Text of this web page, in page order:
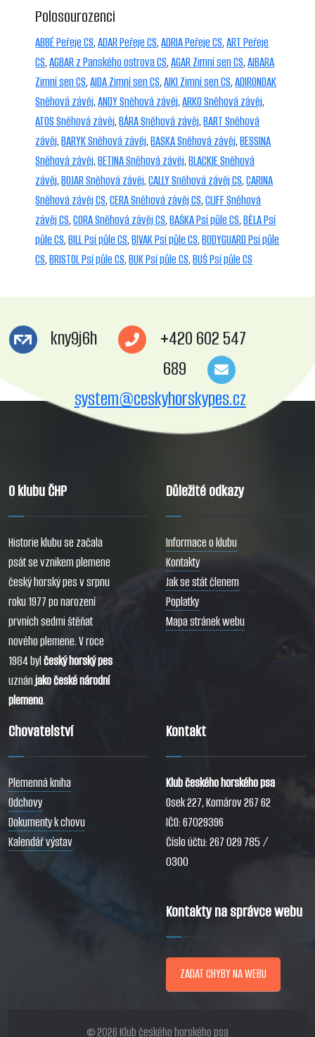
Polosourozenci
ABBÉ Peřeje CS,ADAR Peřeje CS,ADRIA Peřeje CS,ART Peřeje
CS,AGBAR z Panského ostrova CS,AGAR Zimní sen CS,AIBARA
Zimní sen CS,AIDA Zimní sen CS,AIKI Zimní sen CS,ADIRONDAK
Sněhová závěj,ANDY Sněhová závěj,ARKO Sněhová závěj,
ATOS Sněhová závěj,BÁRA Sněhová závěj,BART Sněhová
závěj,BARYK Sněhová závěj,BASKA Sněhová závěj,BESSINA
Sněhová závěj,BETINA Sněhová závěj,BLACKIE Sněhová
závěj,BOJAR Sněhová závěj,CALLY Sněhová závěj CS,CARINA
Sněhová závěj CS,CERA Sněhová závěj CS,CLIFF Sněhová
závěj CS,CORA Sněhová závěj CS,BAŠKA Psí půle CS,BĚLA Psí
půle CS,BILL Psí půle CS,BIVAK Psí půle CS,BODYGUARD Psí půle
CS,BRISTOL Psí půle CS,BUK Psí půle CS,BUŠ Psí půle CS
kny9j6h
+420 602 547
689
system@ceskyhorskypes.cz
O klubu ČHP
Historie klubu se začala
psát se vznikem plemene
český horský pes v srpnu
roku 1977 po narození
prvních sedmi štěňat
nového plemene. V roce
1984 bylčeský horský pes
uznánjako české národní
plemeno.
Důležité odkazy
Informace o klubu
Kontakty
Jak se stát členem
Poplatky
Mapa stránek webu
Chovatelství
Plemenná kniha
Odchovy
Dokumenty k chovu
Kalendář výstav
Kontakt
Klub českého horského psa
Osek 227, Komárov 267 62
IČO: 67029396
Číslo účtu: 267 029 785 /
0300
Kontakty na správce webu
ZADAT CHYBY NA WEBU
© 2026 Klub českého horského psa